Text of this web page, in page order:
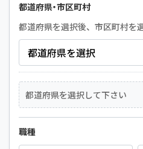
都道府県・市区町村
都道府県を選択後、市区町村を
都道府県を選択して下さい
職種